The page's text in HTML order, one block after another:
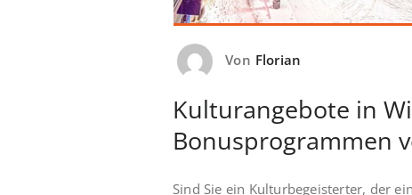
Von Florian
Kulturangebote in
Bonusprogrammen
Sind Sie ein Kulturbegeisterter, der